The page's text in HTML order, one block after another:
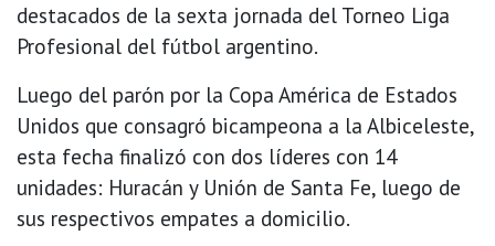
destacados de la sexta jornada del Torneo Liga
Profesional del fútbol argentino.
Luego del parón por la Copa América de Estados
Unidos que consagró bicampeona a la Albiceleste,
esta fecha finalizó con dos líderes con 14
unidades: Huracán y Unión de Santa Fe, luego de
sus respectivos empates a domicilio.